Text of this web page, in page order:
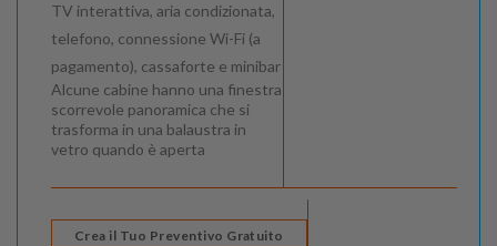
TV interattiva, aria condizionata,
telefono, connessione Wi-Fi (a
pagamento), cassaforte e minibar
Alcune cabine hanno una finestra
scorrevole panoramica che si
trasforma in una balaustra in
vetro quando è aperta
Crea il Tuo Preventivo Gratuito